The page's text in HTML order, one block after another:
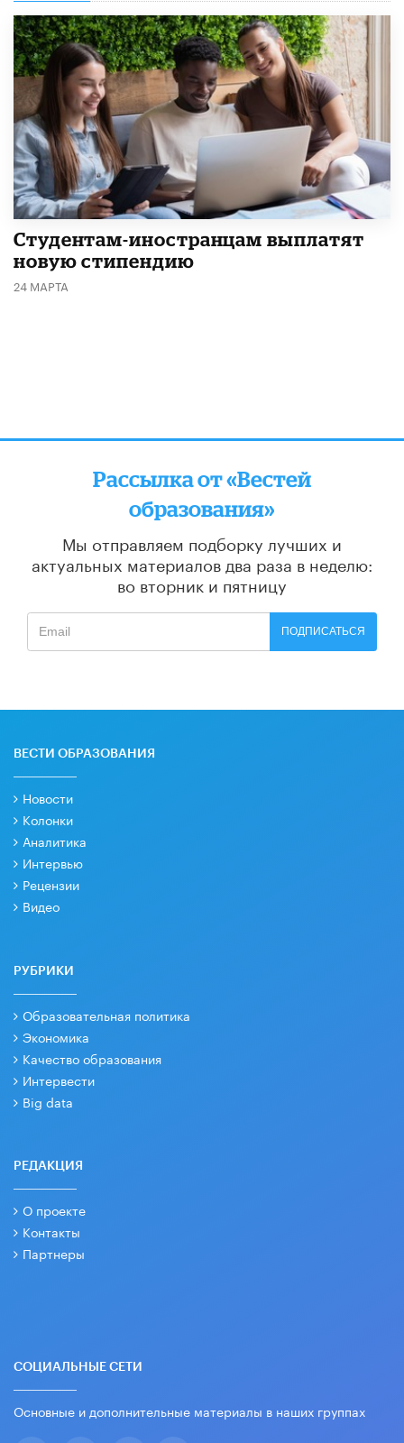
Студентам-иностранцам выплатят
новую стипендию
24 МАРТА
Рассылка от «Вестей
образования»
Мы отправляем подборку лучших и
актуальных материалов два раза в неделю:
во вторник и пятницу
ПОДПИСАТЬСЯ
ВЕСТИ ОБРАЗОВАНИЯ
Новости
Колонки
Аналитика
Интервью
Рецензии
Видео
РУБРИКИ
Образовательная политика
Экономика
Качество образования
Интервести
Big data
РЕДАКЦИЯ
О проекте
Контакты
Партнеры
СОЦИАЛЬНЫЕ СЕТИ
Основные и дополнительные материалы в наших группах